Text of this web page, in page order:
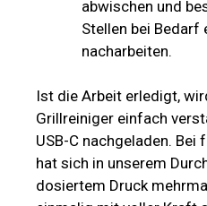
abwischen und
Stellen bei Bedarf
nacharbeiten.
Ist die Arbeit erledigt,
Grillreiniger einfach
USB-C nachgeladen.
hat sich in unserem
dosiertem Druck